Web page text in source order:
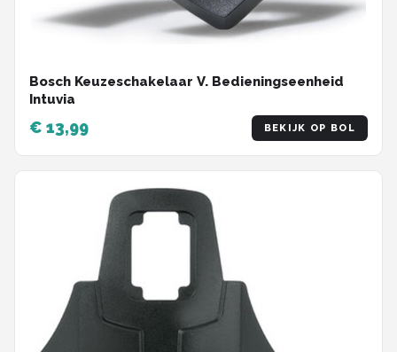
Bosch Keuzeschakelaar V. Bedieningseenheid
Intuvia
€ 13,99 BEKIJK OP BOL